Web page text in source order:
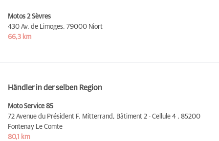
Motos 2 Sèvres
430 Av. de Limoges, 79000 Niort
66,3 km
Händler in der selben Region
Moto Service 85
72 Avenue du Président F. Mitterrand, Bâtiment 2 - Cellule 4 , 85200
Fontenay Le Comte
80,1 km